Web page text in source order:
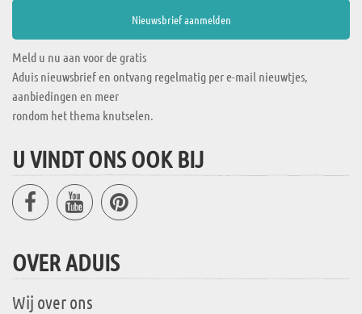
Meld u nu aan voor de gratis
Aduis nieuwsbrief en ontvang regelmatig per e-mail nieuwtjes,
aanbiedingen en meer
rondom het thema knutselen.
U VINDT ONS OOK BIJ
OVER ADUIS
Wij over ons